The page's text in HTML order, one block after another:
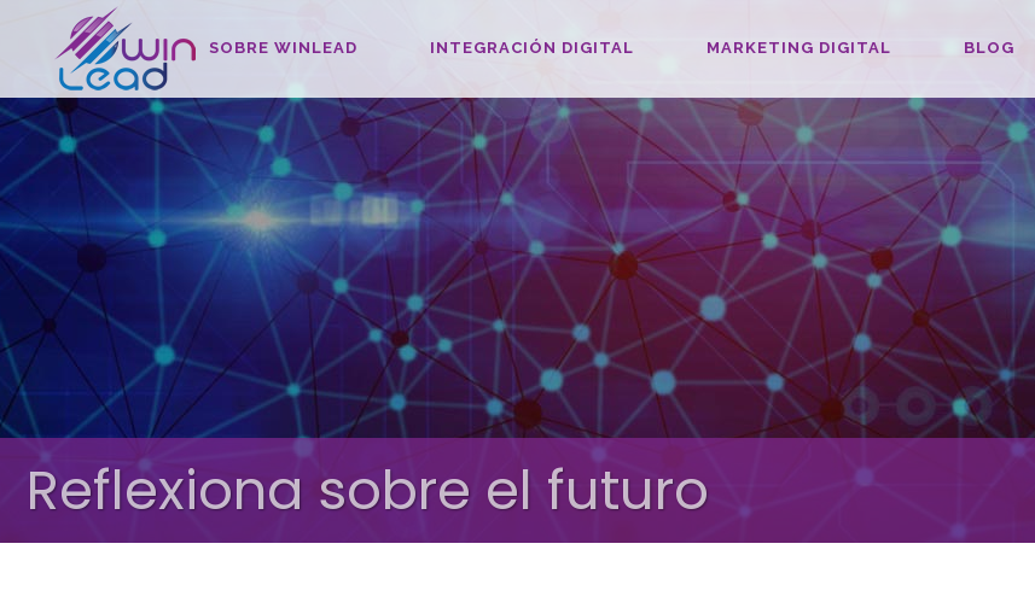
SOBRE WINLEAD INTEGRACIÓN DIGITAL MARKETING DIGITAL BLOG
Reflexiona sobre el futuro